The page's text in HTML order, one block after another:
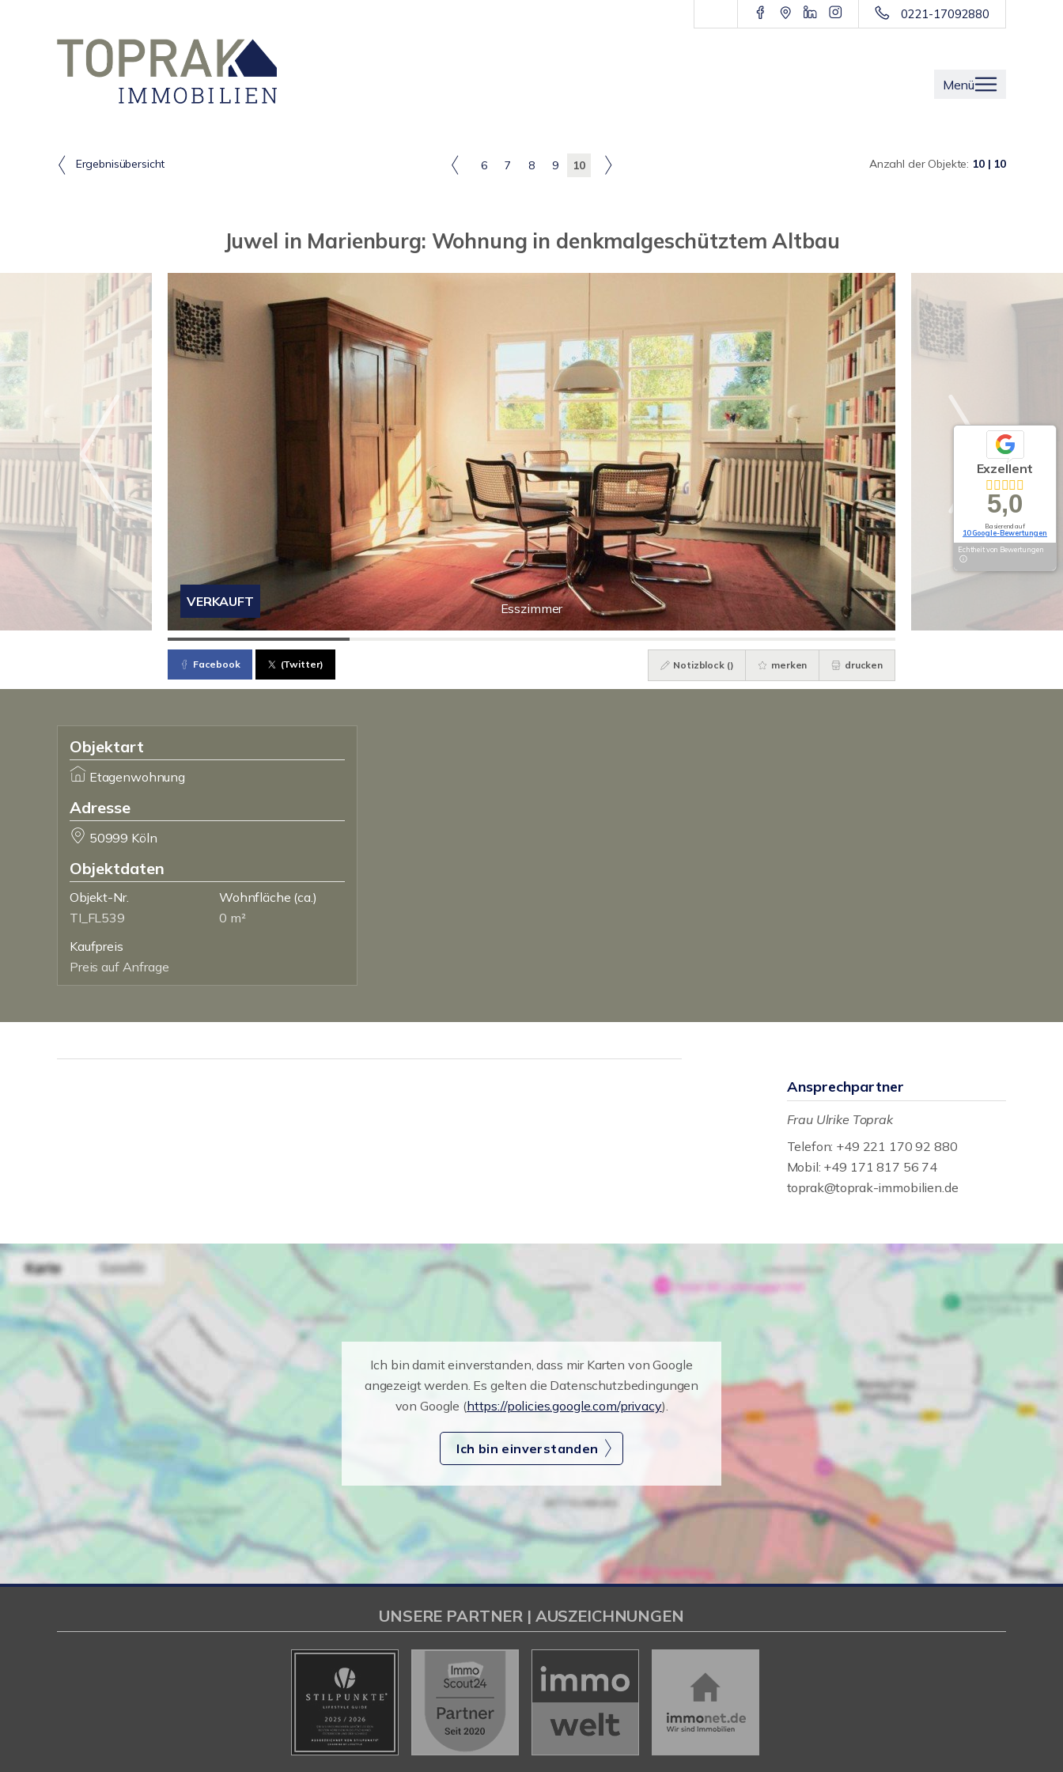
0221-17092880
Menü
Ergebnisübersicht 6 7 8 9 10 Anzahl der Objekte: 10 | 10
Juwel in Marienburg: Wohnung in denkmalgeschütztem Altbau
Esszimmer
VERKAUFT
Facebook (Twitter) Notizblock () merken drucken
Objektart
Etagenwohnung
Adresse
50999 Köln
Objektdaten
Objekt-Nr.
TI_FL539
Wohnfläche (ca.)
0 m²
Kaufpreis
Preis auf Anfrage
Ansprechpartner
Frau Ulrike Toprak
Telefon: +49 221 170 92 880
Mobil: +49 171 817 56 74
toprak@toprak-immobilien.de
Ich bin damit einverstanden, dass mir Karten von Google
angezeigt werden. Es gelten die Datenschutzbedingungen
von Google (https://policies.google.com/privacy).
Ich bin einverstanden
Exzellent
5,0
Basierend auf
10 Google-Bewertungen
Echtheit von Bewertungen
UNSERE PARTNER | AUSZEICHNUNGEN